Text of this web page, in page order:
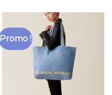
Promo !